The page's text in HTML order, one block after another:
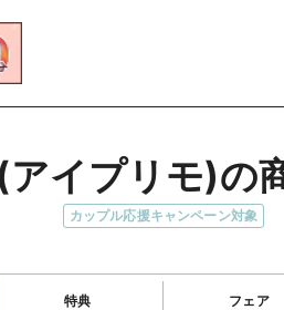
イプリモ)の
カップル応援キャンペーン対象
特典 フェア